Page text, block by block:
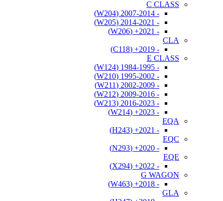
C CLASS
- 2007-2014 (W204)
- 2014-2021 (W205)
- 2021+ (W206)
CLA
- 2019+ (C118)
E CLASS
- 1984-1995 (W124)
- 1995-2002 (W210)
- 2002-2009 (W211)
- 2009-2016 (W212)
- 2016-2023 (W213)
- 2023+ (W214)
EQA
- 2021+ (H243)
EQC
- 2020+ (N293)
EQE
- 2022+ (X294)
G WAGON
- 2018+ (W463)
GLA